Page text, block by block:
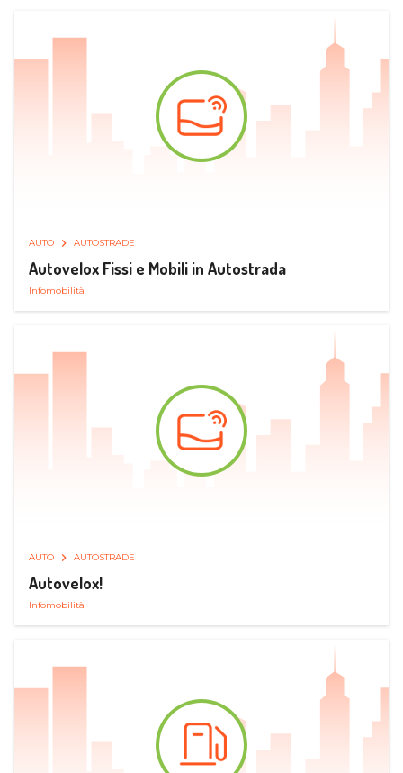
AUTO AUTOSTRADE
Autovelox Fissi e Mobili in Autostrada
Infomobilità
AUTO AUTOSTRADE
Autovelox!
Infomobilità